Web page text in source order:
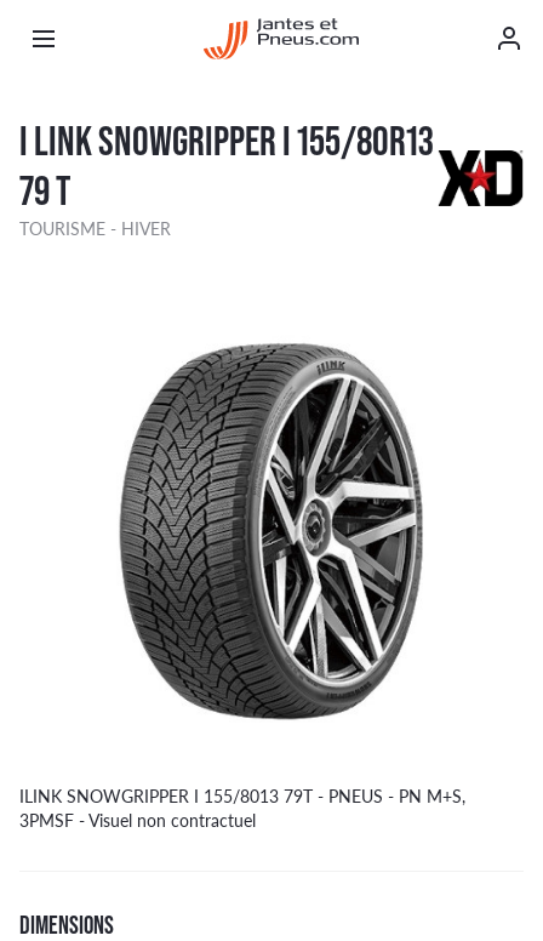
I LINK SNOWGRIPPER I 155/80R13
79 T
TOURISME - HIVER
ILINK SNOWGRIPPER I 155/8013 79T - PNEUS - PN M+S,
3PMSF - Visuel non contractuel
DIMENSIONS